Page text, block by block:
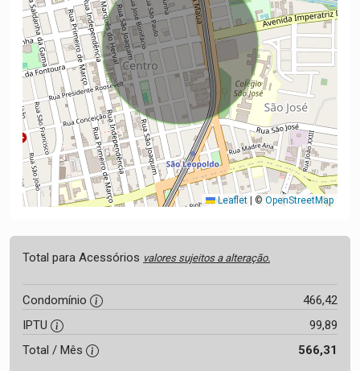
Leaflet © OpenStreetMap
Total para Acessórios valores sujeitos a alteração.
Condomínio
466,42
IPTU
99,89
Total / Mês
566,31